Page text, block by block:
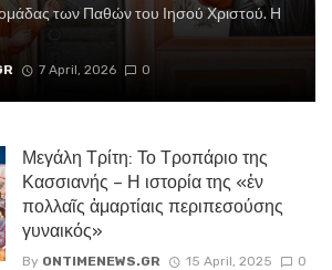
των Παθών του Ιησού Χριστού. Η
7 April, 2026 0
Μεγάλη Τρίτη: Το Τροπάριο της
Κασσιανής – Η ιστορία της «ἐν
πολλαῖς ἁμαρτίαις περιπεσούσης
γυναικός»
By ONTIMENEWS.GR 15 April, 2025 0